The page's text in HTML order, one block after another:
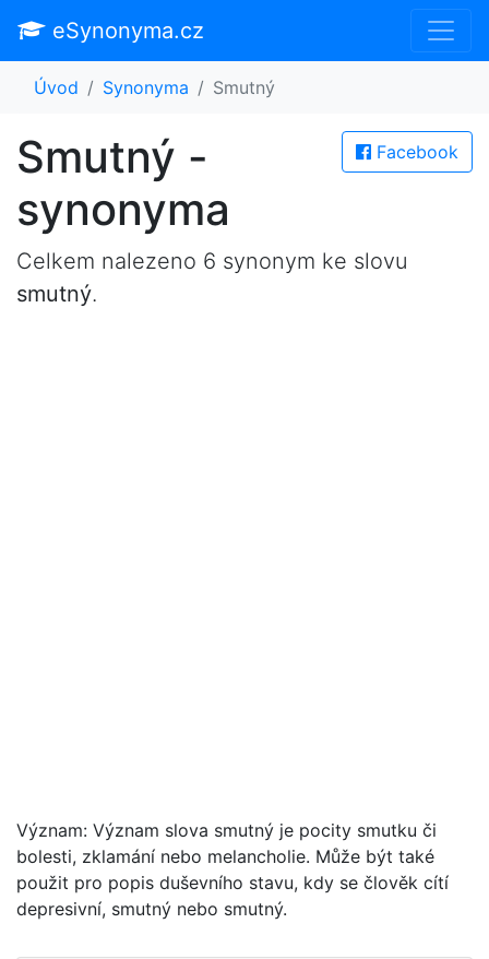
eSynonyma.cz
Úvod Synonyma Smutný
Facebook
Smutný -
synonyma
Celkem nalezeno 6 synonym ke slovu
smutný.
Význam: Význam slova smutný je pocity smutku či
bolesti, zklamání nebo melancholie. Může být také
použit pro popis duševního stavu, kdy se člověk cítí
depresivní, smutný nebo smutný.